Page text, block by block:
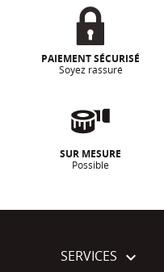
PAIEMENT SÉCURISÉ
Soyez rassuré
SUR MESURE
Possible
SERVICES 